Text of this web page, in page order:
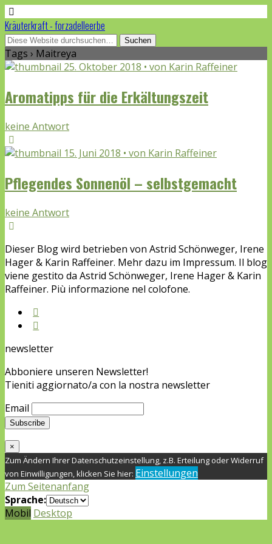
Kräuterkraft - forzadelleerbe
Tags › Maitreya
25. Oktober 2018 • von Karin Raffeiner
Aromatipps für die Erkältungszeit
keine Antwort
15. Juni 2018 • von Karin Raffeiner
Pflegendes Sonnenöl – selbstgemacht
keine Antwort
Dieser Blog wird betrieben von Astrid Schönweger, Irene
Hager & Karin Raffeiner. Mehr dazu im Impressum. Il blog
viene gestito da Astrid Schönweger, Irene Hager & Karin
Raffeiner. Più informazione nel colofone.
newsletter
Abboniere unseren Newsletter!
Tieniti aggiornato/a con la nostra newsletter
Email
×
Zum Ändern Ihrer Datenschutzeinstellung, z.B. Erteilung oder Widerruf
von Einwilligungen, klicken Sie hier: Einstellungen
Zum Seitenanfang
Sprache:
Mobil Desktop